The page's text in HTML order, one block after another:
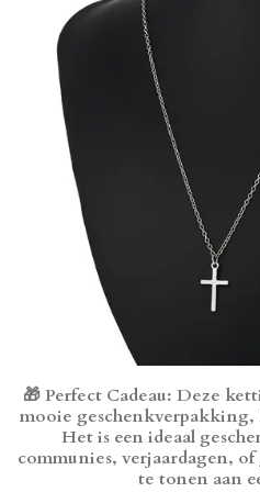
🎁Perfect Cadeau: Deze
mooie geschenkverpakking,
Het is een ideaal
communies, verjaardagen,
te tonen aan